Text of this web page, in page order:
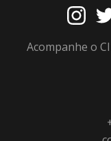
Acompanhe o